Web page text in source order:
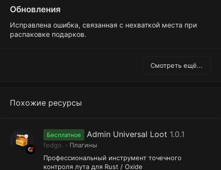
Обновления
Исправлена ошибка, связанная с нехваткой места при
распаковке подарков.
Смотреть ещё...
Похожие ресурсы
Бесплатное Admin Universal Loot 1.0.1
fedgo.
Плагины
Профессиональный инструмент точечного
контроля лута для Rust / Oxide